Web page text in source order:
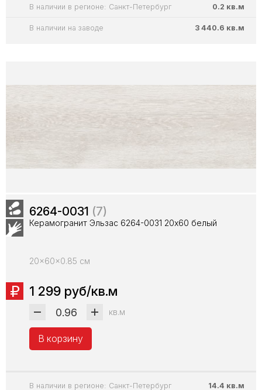
В наличии в регионе: Санкт-Петербург 0.2 кв.м
В наличии на заводе 3 440.6 кв.м
6264-0031 (7)
Керамогранит Эльзас 6264-0031 20x60 белый
20x60x0.85 см
1 299 руб/кв.м
кв.м
В корзину
В наличии в регионе: Санкт-Петербург 14.4 кв.м